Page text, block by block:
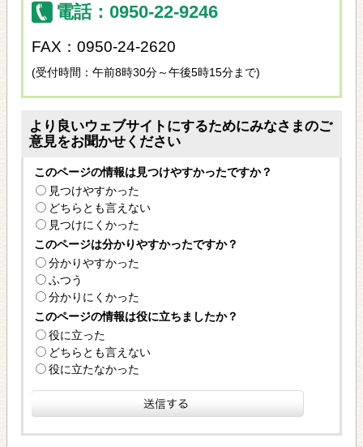
電話：0950-22-9246
FAX：0950-24-2620
(受付時間：午前8時30分～午後5時15分まで)
より良いウェブサイトにするためにみなさまのご
意見をお聞かせください
このページの情報は見つけやすかったですか？
見つけやすかった
どちらとも言えない
見つけにくかった
このページは分かりやすかったですか？
分かりやすかった
ふつう
分かりにくかった
このページの情報は役に立ちましたか？
役に立った
どちらとも言えない
役に立たなかった